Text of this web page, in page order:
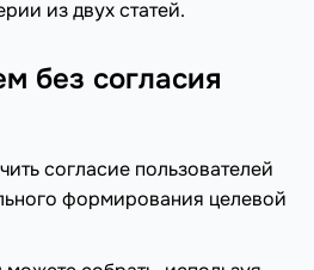
из двух статей.
без согласия
согласие пользователей
формирования целевой